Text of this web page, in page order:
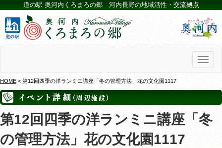
道の駅 奥河内くろまろの郷 河内長野の地域活性・交流拠点
HOME < 第12回四季の洋ランミニ講座「冬の管理方法」花の文化園1117
第12回四季の洋ランミニ講座「冬
の管理方法」花の文化園1117